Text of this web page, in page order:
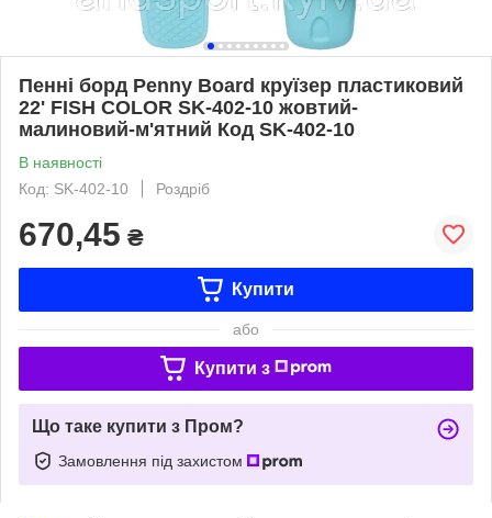
Пенні борд Penny Board круїзер пластиковий
22' FISH COLOR SK-402-10 жовтий-
малиновий-м'ятний Код SK-402-10
В наявності
Код: SK-402-10
Роздріб
670,45 ₴
Купити
або
Купити з
Що таке купити з Пром?
Замовлення під захистом